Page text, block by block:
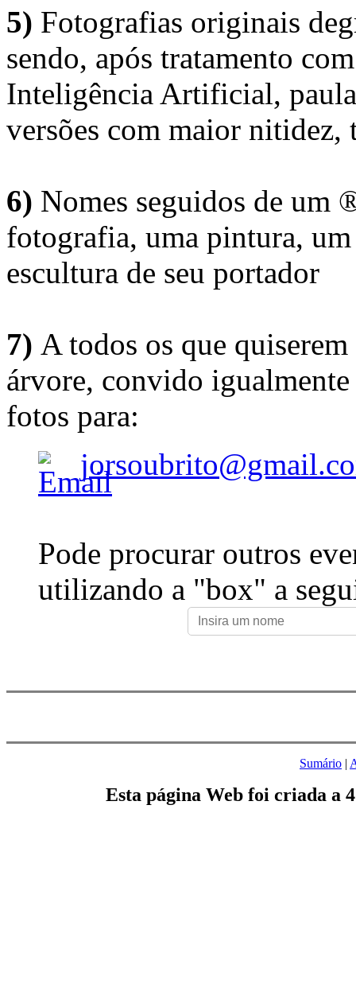
5) Fotografias originais
sendo, após tratamento
Inteligência Artificial,
versões com maior nitidez,
6) Nomes seguidos de um
fotografia, uma pintura,
escultura de seu portador
7) A todos os que
árvore, convido
fotos para:
Pode procurar outros
utilizando a "box" a
Sumário |
Esta página Web foi criada a